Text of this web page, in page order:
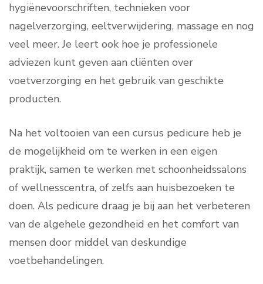
hygiënevoorschriften, technieken voor
nagelverzorging, eeltverwijdering, massage en nog
veel meer. Je leert ook hoe je professionele
adviezen kunt geven aan cliënten over
voetverzorging en het gebruik van geschikte
producten.
Na het voltooien van een cursus pedicure heb je
de mogelijkheid om te werken in een eigen
praktijk, samen te werken met schoonheidssalons
of wellnesscentra, of zelfs aan huisbezoeken te
doen. Als pedicure draag je bij aan het verbeteren
van de algehele gezondheid en het comfort van
mensen door middel van deskundige
voetbehandelingen.